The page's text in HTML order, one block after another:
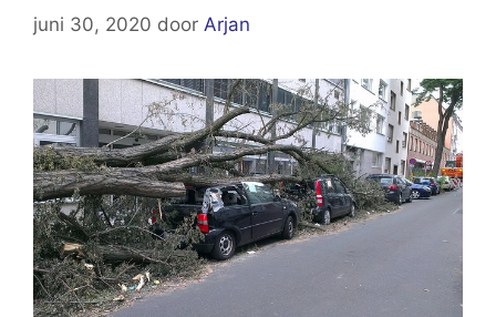
juni 30, 2020 door Arjan